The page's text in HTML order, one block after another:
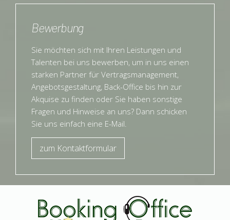
Bewerbung
Sie möchten sich mit Ihren Leistungen und
Talenten bei uns bewerben, um in uns einen
starken Partner für Vertragsmanagement,
Angebotsgestaltung, Back-Office bis hin zur
Akquise zu finden oder Sie haben sonstige
Fragen und Hinweise an uns? Dann schicken
Sie uns einfach eine E-Mail.
zum Kontaktformular